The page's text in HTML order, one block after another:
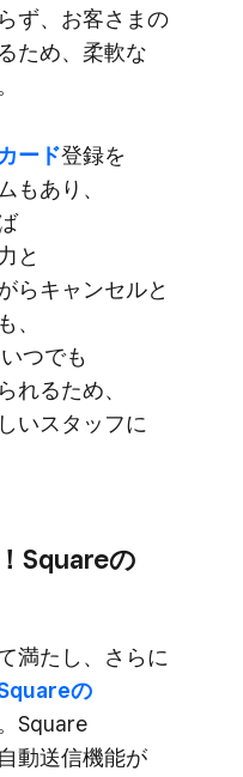
ず、​お客さまの​
ため、​柔軟な​
ード登録を​
も​あり、​
と​
ら​キャンセルと​
、​
つでも​
れる​ため、​
い​スタッフに​
​Squareの​
満たし、​さらに​
の​​
​Square
動送信機能が​